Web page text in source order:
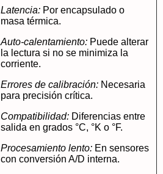
Latencia: Por encapsulado o
masa térmica.
Auto-calentamiento: Puede alterar
la lectura si no se minimiza la
corriente.
Errores de calibración: Necesaria
para precisión crítica.
Compatibilidad: Diferencias entre
salida en grados °C, °K o °F.
Procesamiento lento: En sensores
con conversión A/D interna.